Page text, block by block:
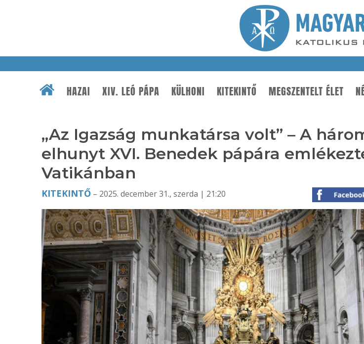
HAZAI XIV. LEÓ PÁPA KÜLHONI KITEKINTŐ MEGSZENTELT ÉLET
„Az Igazság munkatársa volt” – A
elhunyt XVI. Benedek pápára
Vatikánban
KITEKINTŐ – 2025. december 31., szerda | 21:20